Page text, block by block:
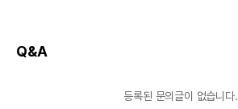
수입자를 함께 표기
상품상세설명 참조
Q&A
등록된 문의글이 없습니다.